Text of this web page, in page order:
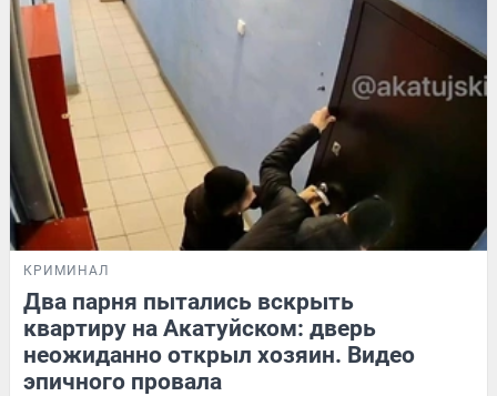
КРИМИНАЛ
Два парня пытались вскрыть
квартиру на Акатуйском: дверь
неожиданно открыл хозяин. Видео
эпичного провала